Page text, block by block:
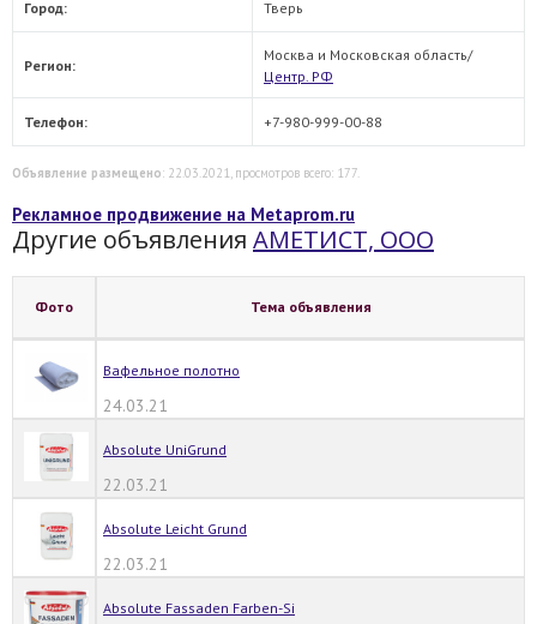
Город: Тверь
Регион:
Москва и Московская область/
Центр. РФ
Телефон: +7-980-999-00-88
Объявление размещено: 22.03.2021, просмотров всего: 177.
Рекламное продвижение на Metaprom.ru
Другие объявления АМЕТИСТ, ООО
Фото Тема объявления
Вафельное полотно
24.03.21
Absolute UniGrund
22.03.21
Absolute Leicht Grund
22.03.21
Absolute Fassaden Farben-Si